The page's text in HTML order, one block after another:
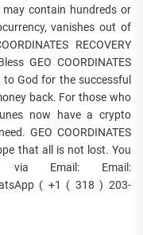
contain hundreds or
vanishes out of
RECOVERY
GEO COORDINATES
to God for the successful
back. For those who
now have a crypto
GEO COORDINATES
that all is not lost. You
Email: Email:
( +1 ( 318 ) 203-